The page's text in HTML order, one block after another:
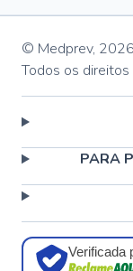
© Medprev, 2026
Todos os
PARA
Verificada